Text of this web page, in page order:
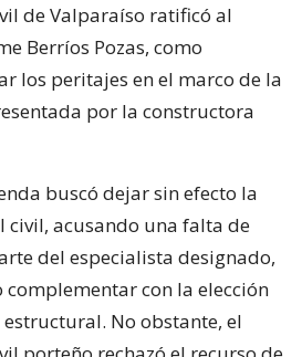
de Valparaíso ratificó al
Berríos Pozas, como
los peritajes en el marco de la
por la constructora
buscó dejar sin efecto la
acusando una falta de
del especialista designado,
con la elección
No obstante, el